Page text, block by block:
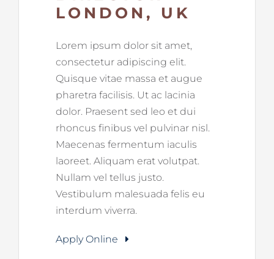
LONDON, UK
Lorem ipsum dolor sit amet,
consectetur adipiscing elit.
Quisque vitae massa et augue
pharetra facilisis. Ut ac lacinia
dolor. Praesent sed leo et dui
rhoncus finibus vel pulvinar nisl.
Maecenas fermentum iaculis
laoreet. Aliquam erat volutpat.
Nullam vel tellus justo.
Vestibulum malesuada felis eu
interdum viverra.
Apply Online